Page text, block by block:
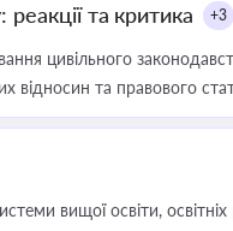
та критика +3
цивільного
та правового
вищої освіти, освітніх